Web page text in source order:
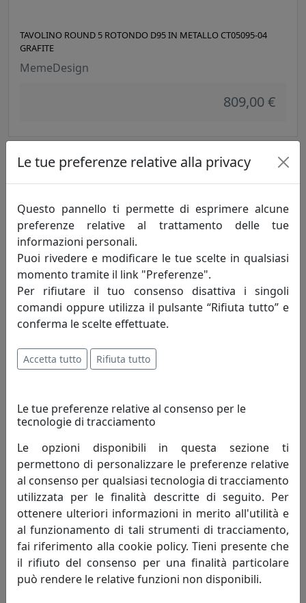
TAVOLINO ROUND 5 ROTONDO D95 IN METALLO CT05095-04
GRAFITE
MemeDesign
809,00 €
TAVOLINO ROUND 5 ROTONDO D95 IN METALLO CT05095-06
CANAPA
MemeDesign
TAVOLINO ROUND 5 ROTONDO D95 IN METALLO CT05095-10
PETROLIO
MemeDesign
Le tue preferenze relative alla privacy
Questo pannello ti permette di esprimere alcune
preferenze relative al trattamento delle tue
informazioni personali.
Puoi rivedere e modificare le tue scelte in qualsiasi
momento tramite il link "Preferenze".
Per rifiutare il tuo consenso disattiva i singoli
comandi oppure utilizza il pulsante “Rifiuta tutto” e
conferma le scelte effettuate.
Accetta tutto Rifiuta tutto
Le tue preferenze relative al consenso per le
tecnologie di tracciamento
Le opzioni disponibili in questa sezione ti
permettono di personalizzare le preferenze relative
al consenso per qualsiasi tecnologia di tracciamento
utilizzata per le finalità descritte di seguito. Per
ottenere ulteriori informazioni in merito all'utilità e
al funzionamento di tali strumenti di tracciamento,
fai riferimento alla cookie policy. Tieni presente che
il rifiuto del consenso per una finalità particolare
può rendere le relative funzioni non disponibili.